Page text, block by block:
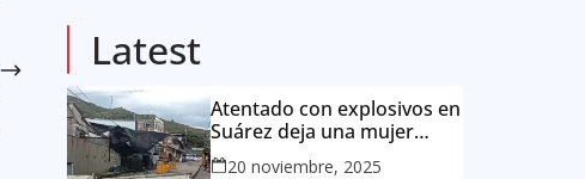
Latest
Atentado con explosivos en
Suárez deja una mujer
muerta y dos niños heridos
20 noviembre, 2025